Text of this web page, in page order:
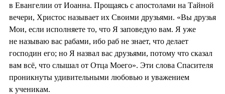
в Евангелии от Иоанна. Прощаясь с апостолами на Тайной
вечери, Христос называет их Своими друзьями. «Вы друзья
Мои, если исполняете то, что Я заповедую вам. Я уже
не называю вас рабами, ибо раб не знает, что делает
господин его; но Я назвал вас друзьями, потому что сказал
вам всё, что слышал от Отца Моего». Эти слова Спасителя
проникнуты удивительными любовью и уважением
к ученикам.